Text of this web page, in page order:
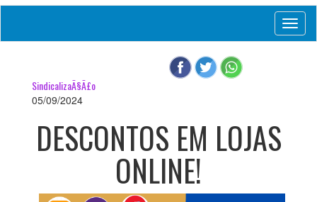
SindicalizaÃ§Ã£o
05/09/2024
DESCONTOS EM LOJAS
ONLINE!